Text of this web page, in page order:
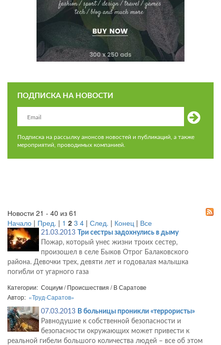
ПОДПИСКА НА НОВОСТИ
Подписка на рассылку анонсов новостей и публикаций, а также
мероприятий, проводимых компанией.
Новости 21 - 40 из 61
Начало | Пред. | 1 2 3 4 | След. | Конец | Все
21.03.2013
Три сестры задохнулись в дыму
Пожар, который унес жизни троих сестер,
произошел в селе Быков Отрог Балаковского
района. Девочки трех, девяти лет и годовалая малышка
погибли от угарного газа
Категории: Социум / Происшествия / В Саратове
Автор: «Труд-Саратов»
07.03.2013 В больницы проникли «террористы»
Равнодушие к собственной безопасности и
безопасности окружающих может привести к
реальной гибели большого количества людей – все об этом